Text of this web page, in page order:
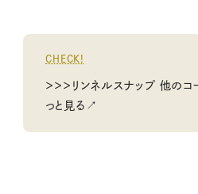
CHECK!
＞＞＞リンネルスナップ 他のコ
っと見る↗